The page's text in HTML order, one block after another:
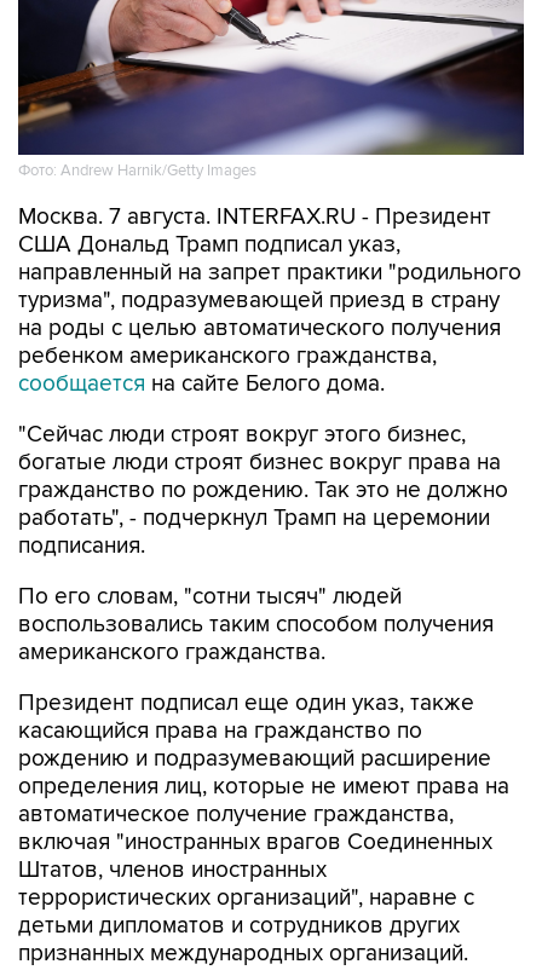
Фото: Andrew Harnik/Getty Images
Москва. 7 августа. INTERFAX.RU - Президент
США Дональд Трамп подписал указ,
направленный на запрет практики "родильного
туризма", подразумевающей приезд в страну
на роды с целью автоматического получения
ребенком американского гражданства,
сообщается на сайте Белого дома.
"Сейчас люди строят вокруг этого бизнес,
богатые люди строят бизнес вокруг права на
гражданство по рождению. Так это не должно
работать", - подчеркнул Трамп на церемонии
подписания.
По его словам, "сотни тысяч" людей
воспользовались таким способом получения
американского гражданства.
Президент подписал еще один указ, также
касающийся права на гражданство по
рождению и подразумевающий расширение
определения лиц, которые не имеют права на
автоматическое получение гражданства,
включая "иностранных врагов Соединенных
Штатов, членов иностранных
террористических организаций", наравне с
детьми дипломатов и сотрудников других
признанных международных организаций.